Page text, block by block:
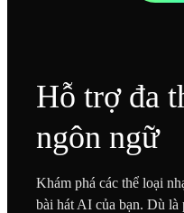
Hỗ trợ đa
ngôn ngữ
Khám phá các thể loại
bài hát AI của bạn. Dù